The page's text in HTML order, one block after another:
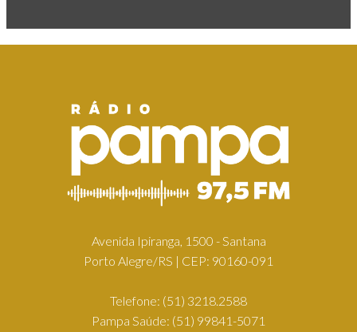
Avenida Ipiranga, 1500 - Santana
Porto Alegre/RS | CEP: 90160-091
Telefone: (51) 3218.2588
Pampa Saúde: (51) 99841-5071